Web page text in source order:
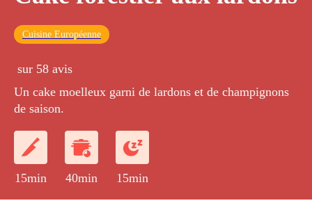
Cuisine Européenne
sur 58 avis
Un cake moelleux garni de lardons et de champignons
de saison.
15min 40min 15min